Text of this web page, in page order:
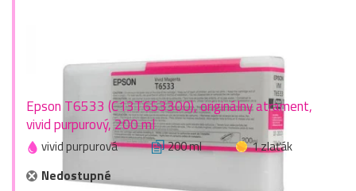
Epson T6533 (C13T653300), originálny atrament,
vivid purpurový, 200 ml
vivid purpurová 200 ml
1 zlaťák
Nedostupné